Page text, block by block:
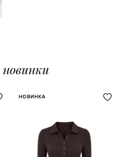
новинки
НОВИНКА